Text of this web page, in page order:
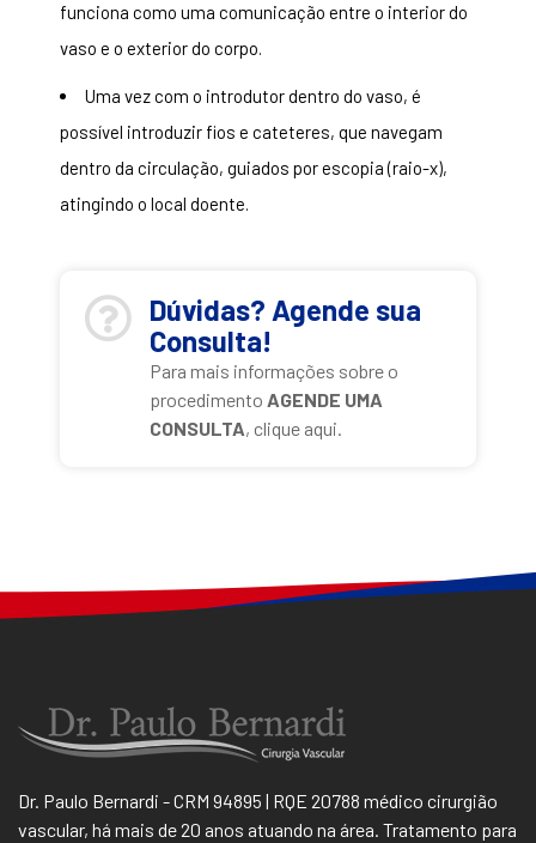
funciona como uma comunicação entre o interior do
vaso e o exterior do corpo.
Uma vez com o introdutor dentro do vaso, é
possível introduzir fios e cateteres, que navegam
dentro da circulação, guiados por escopia (raio-x),
atingindo o local doente.
Dúvidas? Agende sua
Consulta!
Para mais informações sobre o
procedimento AGENDE UMA
CONSULTA, clique aqui.
Dr. Paulo Bernardi - CRM 94895 | RQE 20788 médico cirurgião
vascular, há mais de 20 anos atuando na área. Tratamento para